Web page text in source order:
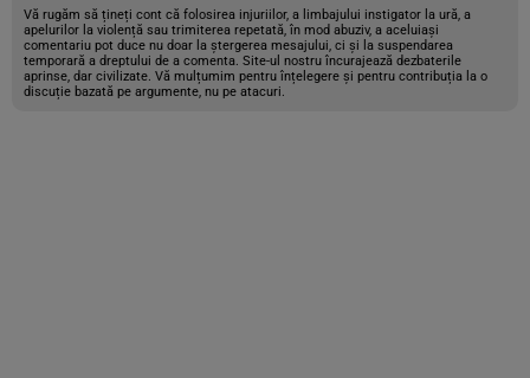
Vă rugăm să țineți cont că folosirea injuriilor, a limbajului instigator la ură, a
apelurilor la violență sau trimiterea repetată, în mod abuziv, a aceluiași
comentariu pot duce nu doar la ștergerea mesajului, ci și la suspendarea
temporară a dreptului de a comenta. Site-ul nostru încurajează dezbaterile
aprinse, dar civilizate. Vă mulțumim pentru înțelegere și pentru contribuția la o
discuție bazată pe argumente, nu pe atacuri.